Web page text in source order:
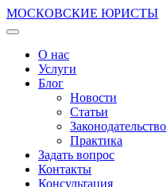
МОСКОВСКИЕ ЮРИСТЫ
О нас
Услуги
Блог
Новости
Статьи
Законодательство
Практика
Задать вопрос
Контакты
Консультация